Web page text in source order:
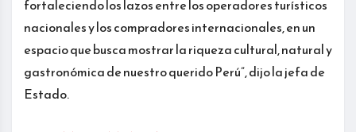
fortaleciendo los lazos entre los operadores turísticos
nacionales y los compradores internacionales, en un
espacio que busca mostrar la riqueza cultural, natural y
gastronómica de nuestro querido Perú”, dijo la jefa de
Estado.